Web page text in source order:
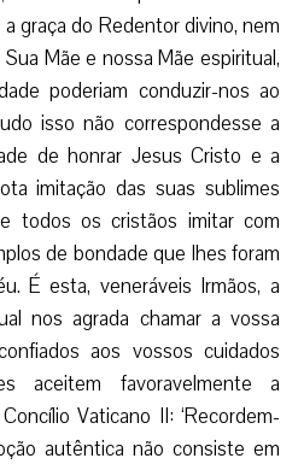
“Porém, nem a graça do
poderosa da Sua Mãe e
a sua excelsa santidade
da salvação, se a tudo isso
perseverante vontade de
Santa com a devota